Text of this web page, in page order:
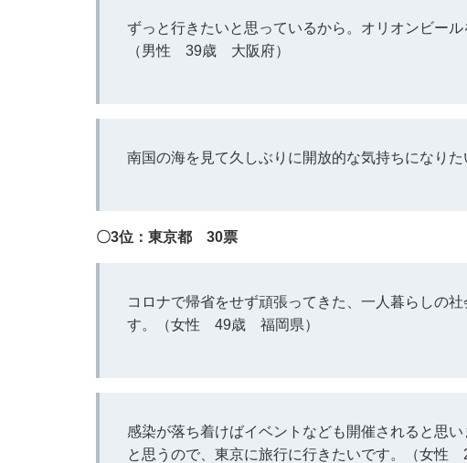
ずっと行きたいと思っているから。オリオンビー
（男性 39歳 大阪府）
南国の海を見て久しぶりに開放的な気持ちになり
〇3位：東京都 30票
コロナで帰省をせず頑張ってきた、一人暮らしの
す。（女性 49歳 福岡県）
感染が落ち着けばイベントなども開催されると思
と思うので、東京に旅行に行きたいです。（女性